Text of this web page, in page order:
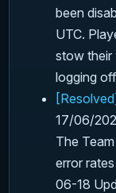
been
UTC.
stow their
logging
17/06/
The
error
06-18